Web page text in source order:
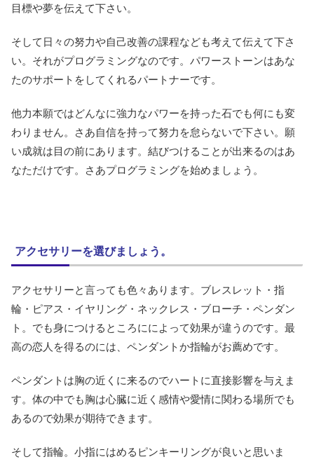
目標や夢を伝えて下さい。
そして日々の努力や自己改善の課程なども考えて伝えて下さ
い。それがプログラミングなのです。パワーストーンはあな
たのサポートをしてくれるパートナーです。
他力本願ではどんなに強力なパワーを持った石でも何にも変
わりません。さあ自信を持って努力を怠らないで下さい。願
い成就は目の前にあります。結びつけることが出来るのはあ
なただけです。さあプログラミングを始めましょう。
アクセサリーを選びましょう。
アクセサリーと言っても色々あります。ブレスレット・指
輪・ピアス・イヤリング・ネックレス・ブローチ・ペンダン
ト。でも身につけるところにによって効果が違うのです。最
高の恋人を得るのには、ペンダントか指輪がお薦めです。
ペンダントは胸の近くに来るのでハートに直接影響を与えま
す。体の中でも胸は心臓に近く感情や愛情に関わる場所でも
あるので効果が期待できます。
そして指輪。小指にはめるピンキーリングが良いと思いま